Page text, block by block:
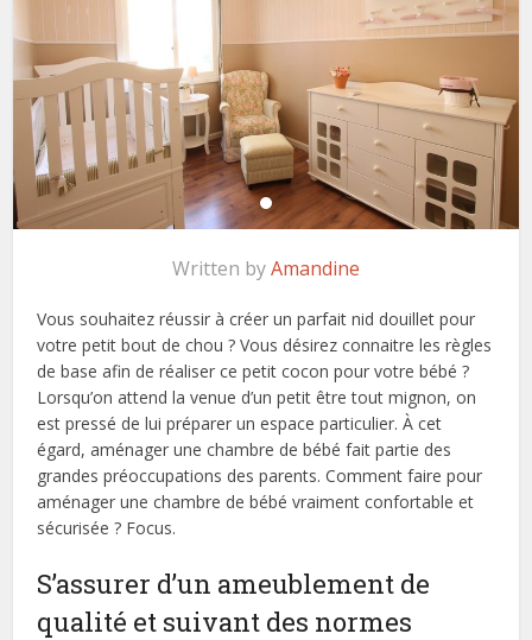
Written byAmandine
Vous souhaitez réussir à créer un parfait nid douillet pour
votre petit bout de chou ? Vous désirez connaitre les règles
de base afin de réaliser ce petit cocon pour votre bébé ?
Lorsqu’on attend la venue d’un petit être tout mignon, on
est pressé de lui préparer un espace particulier. À cet
égard, aménager une chambre de bébé fait partie des
grandes préoccupations des parents. Comment faire pour
aménager une chambre de bébé vraiment confortable et
sécurisée ? Focus.
S’assurer d’un ameublement de
qualité et suivant des normes